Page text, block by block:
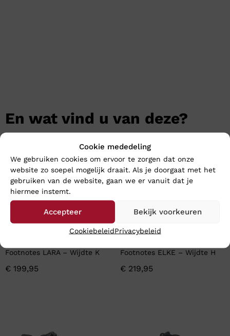
Cookie mededeling
We gebruiken cookies om ervoor te zorgen dat onze
website zo soepel mogelijk draait. Als je doorgaat met het
gebruiken van de website, gaan we er vanuit dat je
hiermee instemt.
Accepteer Bekijk voorkeuren
CookiebeleidPrivacybeleid
En wat vind u van deze?
Footnotes LARA – Wijdte K
€ 199,95
Footnotes ELKE – Wijdte H
€ 219,95